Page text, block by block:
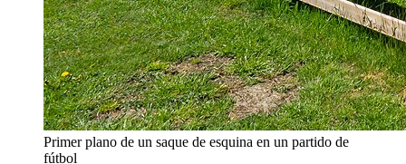
Primer plano de un saque de esquina en un partido de
fútbol